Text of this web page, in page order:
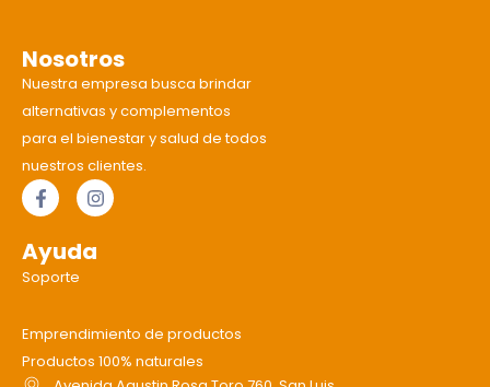
Nosotros
Nuestra empresa busca brindar
alternativas y complementos
para el bienestar y salud de todos
nuestros clientes.
Ayuda
Soporte
Emprendimiento de productos
Productos 100% naturales